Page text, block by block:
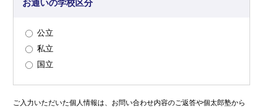
お通いの学校区分
公立
私立
国立
ご入力いただいた個人情報は、お問い合わせ内容のご返答や個太郎塾から